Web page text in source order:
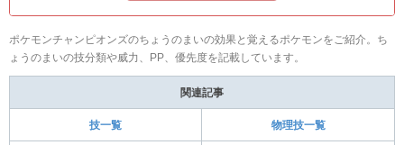
ポケモンチャンピオンズのちょうのまいの効果と覚えるポケモンをご紹介。ち
ょうのまいの技分類や威力、PP、優先度を記載しています。
関連記事
技一覧 物理技一覧